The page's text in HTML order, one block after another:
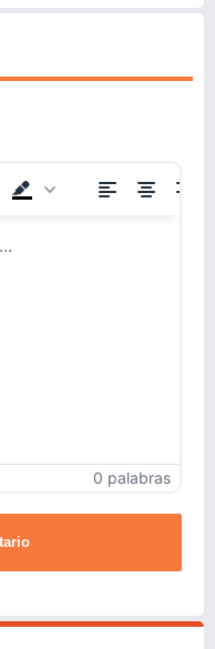
0 palabras